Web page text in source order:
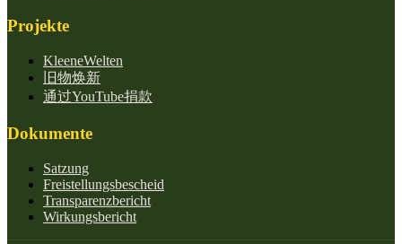
Projekte
KleeneWelten
旧物焕新
通过YouTube捐款
Dokumente
Satzung
Freistellungsbescheid
Transparenzbericht
Wirkungsbericht